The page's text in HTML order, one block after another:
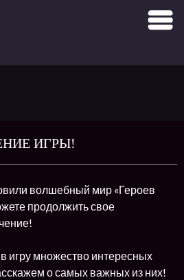
ИГРЫ!
волшебный мир «Героев
продолжить свое
игру множество интересных
о самых важных из них!